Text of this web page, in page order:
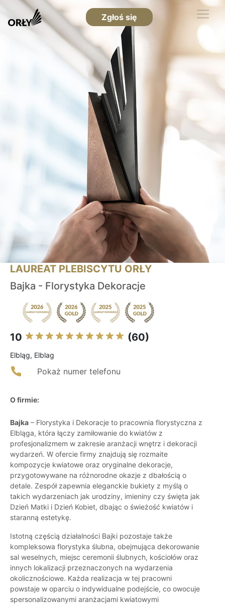
Zgłoś się
LAUREAT PLEBISCYTU ORŁY
Bajka - Florystyka Dekoracje
10 (60)
Elbląg, Elblag
Pokaż numer telefonu
O firmie:
Bajka – Florystyka i Dekoracje to pracownia florystyczna z
Elbląga, która łączy zamiłowanie do kwiatów z
profesjonalizmem w zakresie aranżacji wnętrz i dekoracji
wydarzeń. W ofercie firmy znajdują się rozmaite
kompozycje kwiatowe oraz oryginalne dekoracje,
przygotowywane na różnorodne okazje z dbałością o
detale. Zespół zapewnia eleganckie bukiety z myślą o
takich wydarzeniach jak urodziny, imieniny czy święta jak
Dzień Matki i Dzień Kobiet, dbając o świeżość kwiatów i
staranną estetykę.
Istotną częścią działalności Bajki pozostaje także
kompleksowa florystyka ślubna, obejmująca dekorowanie
sal weselnych, miejsc ceremonii ślubnych, kościołów oraz
innych lokalizacji przeznaczonych na wydarzenia
okolicznościowe. Każda realizacja w tej pracowni
powstaje w oparciu o indywidualne podejście, co owocuje
spersonalizowanymi aranżacjami kwiatowymi